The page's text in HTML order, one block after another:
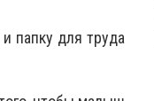
папку для труда